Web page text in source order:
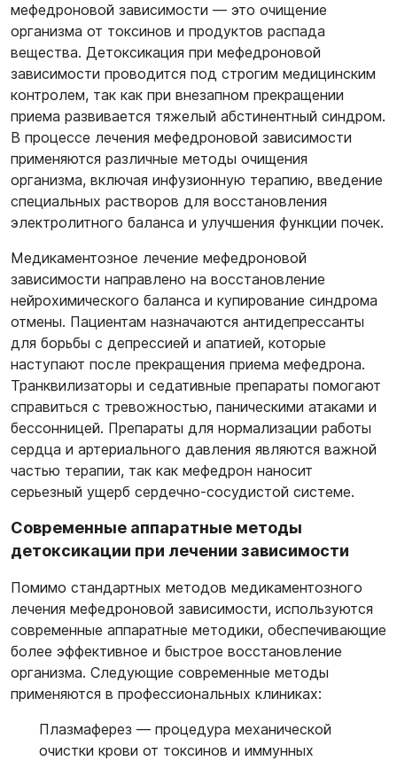
мефедроновой зависимости — это очищение
организма от токсинов и продуктов распада
вещества. Детоксикация при мефедроновой
зависимости проводится под строгим медицинским
контролем, так как при внезапном прекращении
приема развивается тяжелый абстинентный синдром.
В процессе лечения мефедроновой зависимости
применяются различные методы очищения
организма, включая инфузионную терапию, введение
специальных растворов для восстановления
электролитного баланса и улучшения функции почек.
Медикаментозное лечение мефедроновой
зависимости направлено на восстановление
нейрохимического баланса и купирование синдрома
отмены. Пациентам назначаются антидепрессанты
для борьбы с депрессией и апатией, которые
наступают после прекращения приема мефедрона.
Транквилизаторы и седативные препараты помогают
справиться с тревожностью, паническими атаками и
бессонницей. Препараты для нормализации работы
сердца и артериального давления являются важной
частью терапии, так как мефедрон наносит
серьезный ущерб сердечно-сосудистой системе.
Современные аппаратные методы
детоксикации при лечении зависимости
Помимо стандартных методов медикаментозного
лечения мефедроновой зависимости, используются
современные аппаратные методики, обеспечивающие
более эффективное и быстрое восстановление
организма. Следующие современные методы
применяются в профессиональных клиниках:
Плазмаферез — процедура механической
очистки крови от токсинов и иммунных